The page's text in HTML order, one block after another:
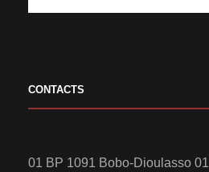
CONTACTS
01 BP 1091 Bobo-Dioulasso 01